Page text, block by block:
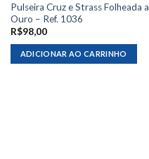
Pulseira Cruz e Strass Folheada a
Ouro – Ref. 1036
R$98,00
ADICIONAR AO CARRINHO